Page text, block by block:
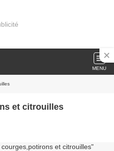
MENU
et citrouilles